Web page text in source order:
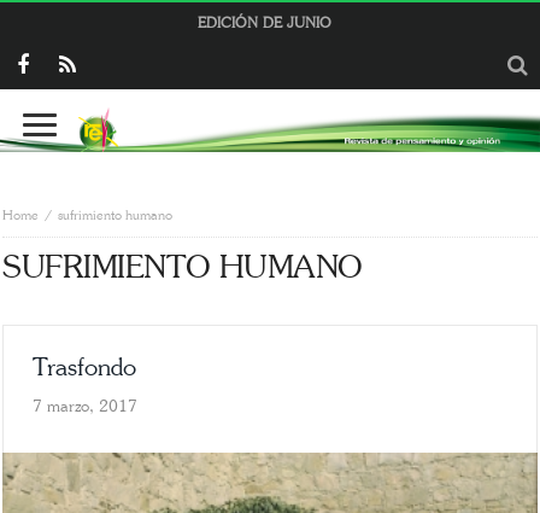
EDICIÓN DE JUNIO
Home sufrimiento humano
SUFRIMIENTO HUMANO
Trasfondo
7 marzo, 2017